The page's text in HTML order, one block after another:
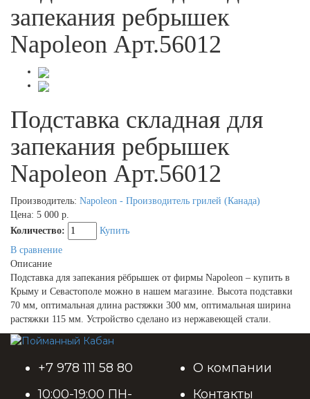
запекания ребрышек
Napoleon Арт.56012
Подставка складная для
запекания ребрышек
Napoleon Арт.56012
Производитель: Napoleon - Производитель грилей (Канада)
Цена: 5 000 р.
Количество:
Купить
В сравнение
Описание
Подставка для запекания рёбрышек от фирмы Napoleon – купить в
Крыму и Севастополе можно в нашем магазине. Высота подставки
70 мм, оптимальная длина растяжки 300 мм, оптимальная ширина
растяжки 115 мм. Устройство сделано из нержавеющей стали.
+7 978 111 58 80
10:00-19:00 ПН-
О компании
Контакты